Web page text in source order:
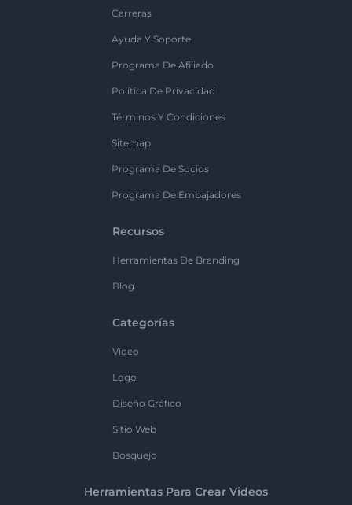
Carreras
Ayuda Y Soporte
Programa De Afiliado
Política De Privacidad
Términos Y Condiciones
Sitemap
Programa De Socios
Programa De Embajadores
Recursos
Herramientas De Branding
Blog
Categorías
Vídeo
Logo
Diseño Gráfico
Sitio Web
Bosquejo
Herramientas Para Crear Videos